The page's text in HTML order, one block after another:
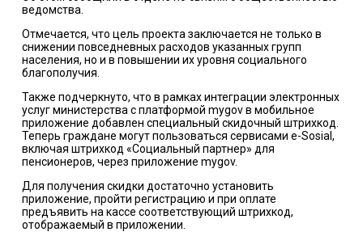
ведомства.
Отмечается, что цель проекта заключается не только в
снижении повседневных расходов указанных групп
населения, но и в повышении их уровня социального
благополучия.
Также подчеркнуто, что в рамках интеграции электронных
услуг министерства с платформой mygov в мобильное
приложение добавлен специальный скидочный штрихкод.
Теперь граждане могут пользоваться сервисами e-Sosial,
включая штрихкод «Социальный партнер» для
пенсионеров, через приложение mygov.
Для получения скидки достаточно установить
приложение, пройти регистрацию и при оплате
предъявить на кассе соответствующий штрихкод,
отображаемый в приложении.